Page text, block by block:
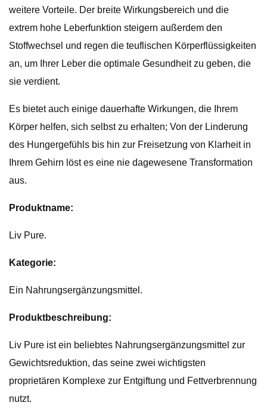
weitere Vorteile. Der breite Wirkungsbereich und die
extrem hohe Leberfunktion steigern außerdem den
Stoffwechsel und regen die teuflischen Körperflüssigkeiten
an, um Ihrer Leber die optimale Gesundheit zu geben, die
sie verdient.
Es bietet auch einige dauerhafte Wirkungen, die Ihrem
Körper helfen, sich selbst zu erhalten; Von der Linderung
des Hungergefühls bis hin zur Freisetzung von Klarheit in
Ihrem Gehirn löst es eine nie dagewesene Transformation
aus.
Produktname:
Liv Pure.
Kategorie:
Ein Nahrungsergänzungsmittel.
Produktbeschreibung:
Liv Pure ist ein beliebtes Nahrungsergänzungsmittel zur
Gewichtsreduktion, das seine zwei wichtigsten
proprietären Komplexe zur Entgiftung und Fettverbrennung
nutzt.